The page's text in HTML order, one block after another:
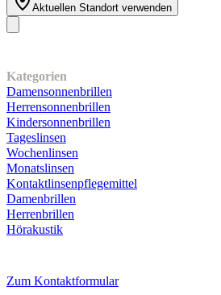
Aktuellen Standort verwenden
Kategorien
Damensonnenbrillen
Herrensonnenbrillen
Kindersonnenbrillen
Tageslinsen
Wochenlinsen
Monatslinsen
Kontaktlinsenpflegemittel
Damenbrillen
Herrenbrillen
Hörakustik
Zum Kontaktformular